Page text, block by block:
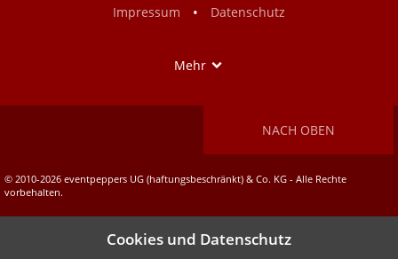
Impressum
• Datenschutz
Mehr
NACH OBEN
© 2010-2026 eventpeppers UG (haftungsbeschränkt) & Co. KG - Alle Rechte
vorbehalten.
Cookies und Datenschutz